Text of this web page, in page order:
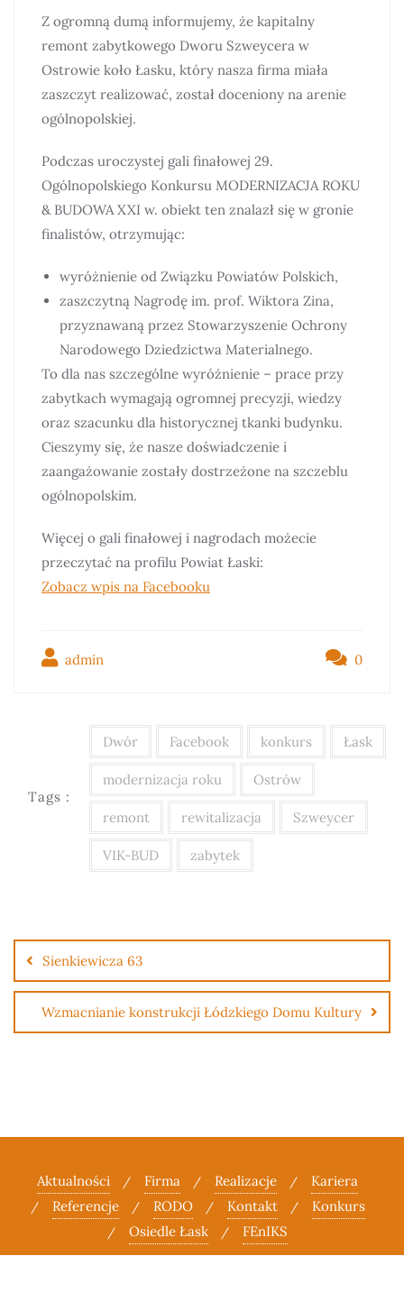
Z ogromną dumą informujemy, że kapitalny
remont zabytkowego Dworu Szweycera w
Ostrowie koło Łasku, który nasza firma miała
zaszczyt realizować, został doceniony na arenie
ogólnopolskiej.
Podczas uroczystej gali finałowej 29.
Ogólnopolskiego Konkursu MODERNIZACJA ROKU
& BUDOWA XXI w. obiekt ten znalazł się w gronie
finalistów, otrzymując:
wyróżnienie od Związku Powiatów Polskich,
zaszczytną Nagrodę im. prof. Wiktora Zina,
przyznawaną przez Stowarzyszenie Ochrony
Narodowego Dziedzictwa Materialnego.
To dla nas szczególne wyróżnienie – prace przy
zabytkach wymagają ogromnej precyzji, wiedzy
oraz szacunku dla historycznej tkanki budynku.
Cieszymy się, że nasze doświadczenie i
zaangażowanie zostały dostrzeżone na szczeblu
ogólnopolskim.
Więcej o gali finałowej i nagrodach możecie
przeczytać na profilu Powiat Łaski:
Zobacz wpis na Facebooku
admin 0
Tags :
Dwór Facebook konkurs Łask
modernizacja roku Ostrów
remont rewitalizacja Szweycer
VIK-BUD zabytek
Sienkiewicza 63
Wzmacnianie konstrukcji Łódzkiego Domu Kultury
Aktualności Firma Realizacje
Kariera
Referencje
RODO Kontakt
Konkurs
Osiedle Łask
FEnIKS